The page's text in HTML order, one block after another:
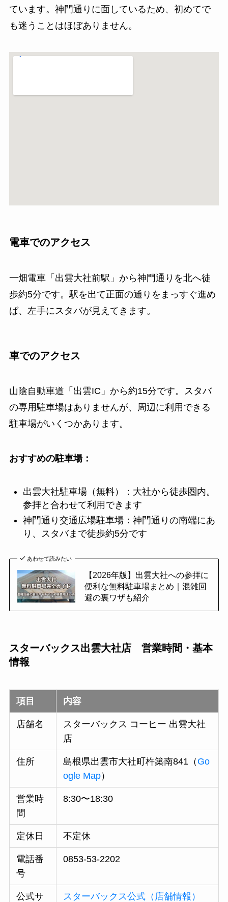
ています。神門通りに面しているため、初めてで
も迷うことはほぼありません。
電車でのアクセス
一畑電車「出雲大社前駅」から神門通りを北へ徒
歩約5分です。駅を出て正面の通りをまっすぐ進め
ば、左手にスタバが見えてきます。
車でのアクセス
山陰自動車道「出雲IC」から約15分です。スタバ
の専用駐車場はありませんが、周辺に利用できる
駐車場がいくつかあります。
おすすめの駐車場：
出雲大社駐車場（無料）：大社から徒歩圏内。
参拝と合わせて利用できます
神門通り交通広場駐車場：神門通りの南端にあ
り、スタバまで徒歩約5分です
あわせて読みたい
【2026年版】出雲大社への参拝に
便利な無料駐車場まとめ｜混雑回
避の裏ワザも紹介
スターバックス出雲大社店 営業時間・基本
情報
項目 内容
店舗名
スターバックス コーヒー 出雲大社
店
住所 島根県出雲市大社町杵築南841（ Go
ogle Map）
営業時
間
8:30〜18:30
定休日 不定休
電話番
号
0853-53-2202
公式サ
スターバックス公式（店舗情報）